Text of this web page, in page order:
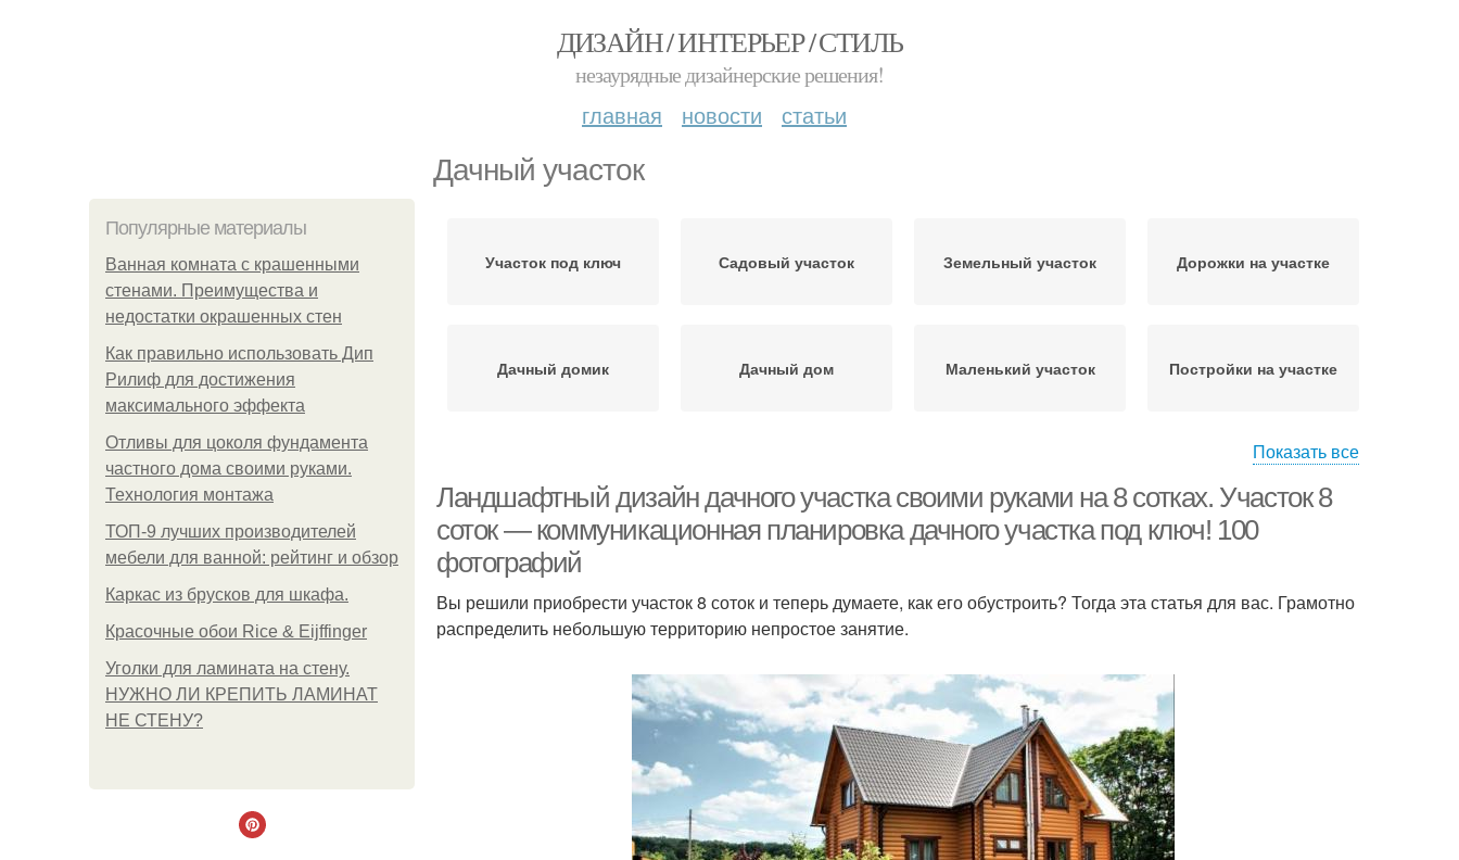
ДИЗАЙН / ИНТЕРЬЕР / СТИЛЬ
незаурядные дизайнерские решения!
главная новости статьи
Дачный участок
Популярные материалы
Ванная комната с крашенными
стенами. Преимущества и
недостатки окрашенных стен
Как правильно использовать Дип
Рилиф для достижения
максимального эффекта
Отливы для цоколя фундамента
частного дома своими руками.
Технология монтажа
ТОП-9 лучших производителей
мебели для ванной: рейтинг и обзор
Каркас из брусков для шкафа.
Красочные обои Rice & Eijffinger
Уголки для ламината на стену.
НУЖНО ЛИ КРЕПИТЬ ЛАМИНАТ
НЕ СТЕНУ?
Участок под ключ Садовый участок Земельный участок Дорожки на участке
Дачный домик Дачный дом Маленький участок Постройки на участке
участком
Участок в райский
уголок
Участок к
строительству
Показать все
Ландшафтный дизайн дачного участка своими руками на 8 сотках. Участок 8
соток — коммуникационная планировка дачного участка под ключ! 100
фотографий
Вы решили приобрести участок 8 соток и теперь думаете, как его обустроить? Тогда эта статья для вас. Грамотно
распределить небольшую территорию непростое занятие.